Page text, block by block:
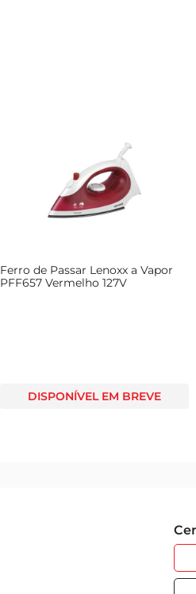
Ferro de Passar Lenoxx a Vapor
PFF657 Vermelho 127V
DISPONÍVEL EM BREVE